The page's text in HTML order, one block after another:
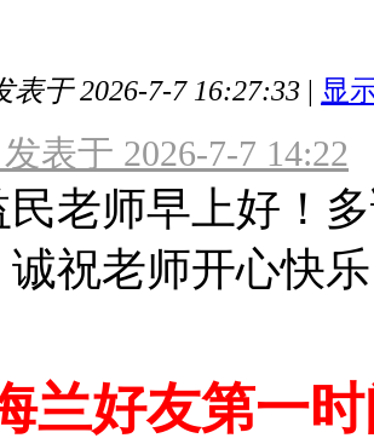
表于 2026-7-7 16:27:33 | 显
表于 2026-7-7 14:22
民老师早上好！
诚祝老师开心快
兰好友第一